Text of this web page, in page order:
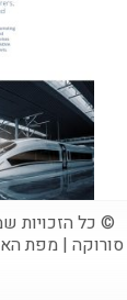
סורוקה | מפת